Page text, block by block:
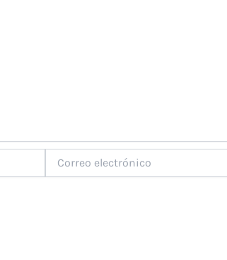
electrónico